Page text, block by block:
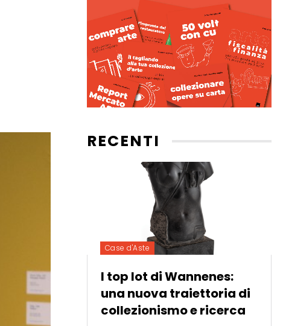
RECENTI
Case d'Aste
I top lot di Wannenes:
una nuova traiettoria di
collezionismo e ricerca